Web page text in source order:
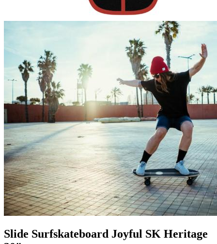
Slide Surfskateboard Joyful SK Heritage